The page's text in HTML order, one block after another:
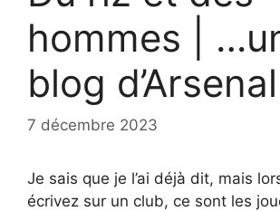
hommes |
blog d’Arsenal
7 décembre 2023
Je sais que je l’ai déjà dit, mais
écrivez sur un club, ce sont les